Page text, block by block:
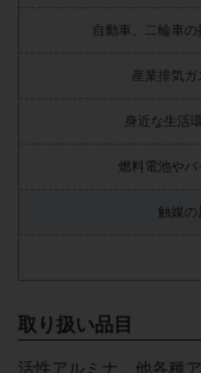
自動車、二輪車
産業排気ガ
身近な生活
燃料電池やバ
触媒の
取り扱い品目
活性アルミナ、他各種